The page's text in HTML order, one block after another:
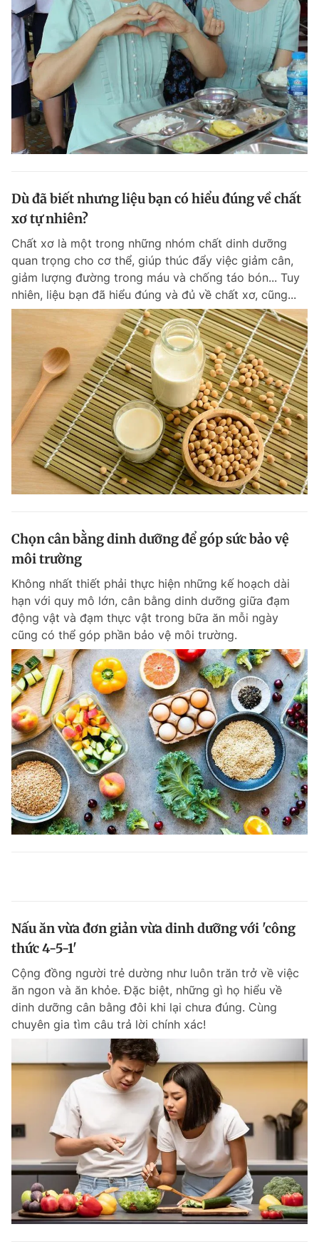
Dù đã biết nhưng liệu bạn có hiểu đúng về chất
xơ tự nhiên?
Chất xơ là một trong những nhóm chất dinh dưỡng
quan trọng cho cơ thể, giúp thúc đẩy việc giảm cân,
giảm lượng đường trong máu và chống táo bón... Tuy
nhiên, liệu bạn đã hiểu đúng và đủ về chất xơ, cũng...
Chọn cân bằng dinh dưỡng để góp sức bảo vệ
môi trường
Không nhất thiết phải thực hiện những kế hoạch dài
hạn với quy mô lớn, cân bằng dinh dưỡng giữa đạm
động vật và đạm thực vật trong bữa ăn mỗi ngày
cũng có thể góp phần bảo vệ môi trường.
Nấu ăn vừa đơn giản vừa dinh dưỡng với 'công
thức 4-5-1'
Cộng đồng người trẻ dường như luôn trăn trở về việc
ăn ngon và ăn khỏe. Đặc biệt, những gì họ hiểu về
dinh dưỡng cân bằng đôi khi lại chưa đúng. Cùng
chuyên gia tìm câu trả lời chính xác!